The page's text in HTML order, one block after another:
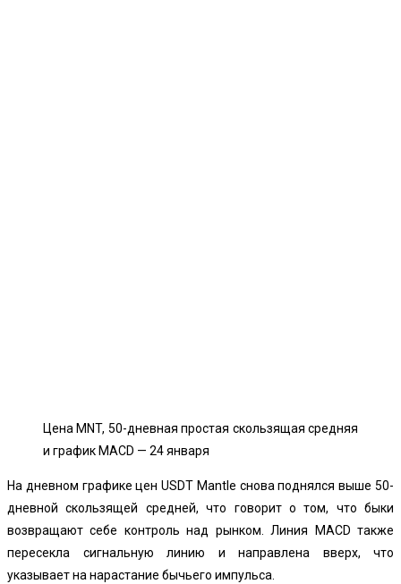
Цена MNT, 50-дневная простая скользящая средняя
и график MACD — 24 января
На дневном графике цен USDT Mantle снова поднялся выше 50-
дневной скользящей средней, что говорит о том, что быки
возвращают себе контроль над рынком. Линия MACD также
пересекла сигнальную линию и направлена ​​вверх, что
указывает на нарастание бычьего импульса.